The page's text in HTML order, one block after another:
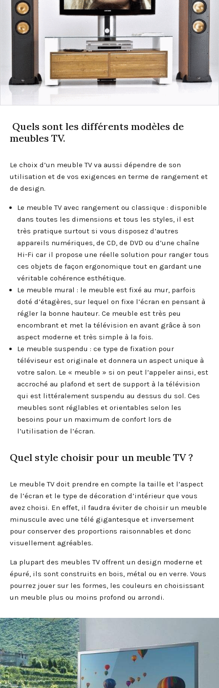
Quels sont les différents modèles de
meubles TV.
Le choix d’un meuble TV va aussi dépendre de son
utilisation et de vos exigences en terme de rangement et
de design.
Le meuble TV avec rangement ou classique : disponible
dans toutes les dimensions et tous les styles, il est
très pratique surtout si vous disposez d’autres
appareils numériques, de CD, de DVD ou d’une chaîne
Hi-Fi car il propose une réelle solution pour ranger tous
ces objets de façon ergonomique tout en gardant une
véritable cohérence esthétique.
Le meuble mural : le meuble est fixé au mur, parfois
doté d’étagères, sur lequel on fixe l’écran en pensant à
régler la bonne hauteur. Ce meuble est très peu
encombrant et met la télévision en avant grâce à son
aspect moderne et très simple à la fois.
Le meuble suspendu : ce type de fixation pour
téléviseur est originale et donnera un aspect unique à
votre salon. Le « meuble » si on peut l’appeler ainsi, est
accroché au plafond et sert de support à la télévision
qui est littéralement suspendu au dessus du sol. Ces
meubles sont réglables et orientables selon les
besoins pour un maximum de confort lors de
l’utilisation de l’écran.
Quel style choisir pour un meuble TV ?
Le meuble TV doit prendre en compte la taille et l’aspect
de l’écran et le type de décoration d’intérieur que vous
avez choisi. En effet, il faudra éviter de choisir un meuble
minuscule avec une télé gigantesque et inversement
pour conserver des proportions raisonnables et donc
visuellement agréables.
La plupart des meubles TV offrent un design moderne et
épuré, ils sont construits en bois, métal ou en verre. Vous
pourrez jouer sur les formes, les couleurs en choisissant
un meuble plus ou moins profond ou arrondi.